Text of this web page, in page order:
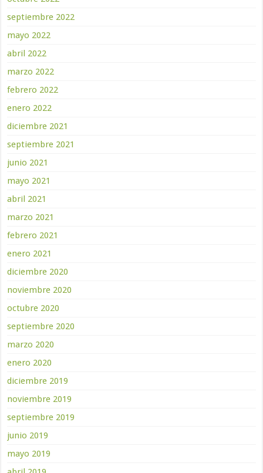
septiembre 2022
mayo 2022
abril 2022
marzo 2022
febrero 2022
enero 2022
diciembre 2021
septiembre 2021
junio 2021
mayo 2021
abril 2021
marzo 2021
febrero 2021
enero 2021
diciembre 2020
noviembre 2020
octubre 2020
septiembre 2020
marzo 2020
enero 2020
diciembre 2019
noviembre 2019
septiembre 2019
junio 2019
mayo 2019